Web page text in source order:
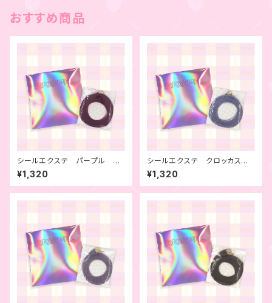
おすすめ商品
シールエクステ パープル 4
本セット
¥1,320
シールエクステ クロッカス 4
本セット
¥1,320